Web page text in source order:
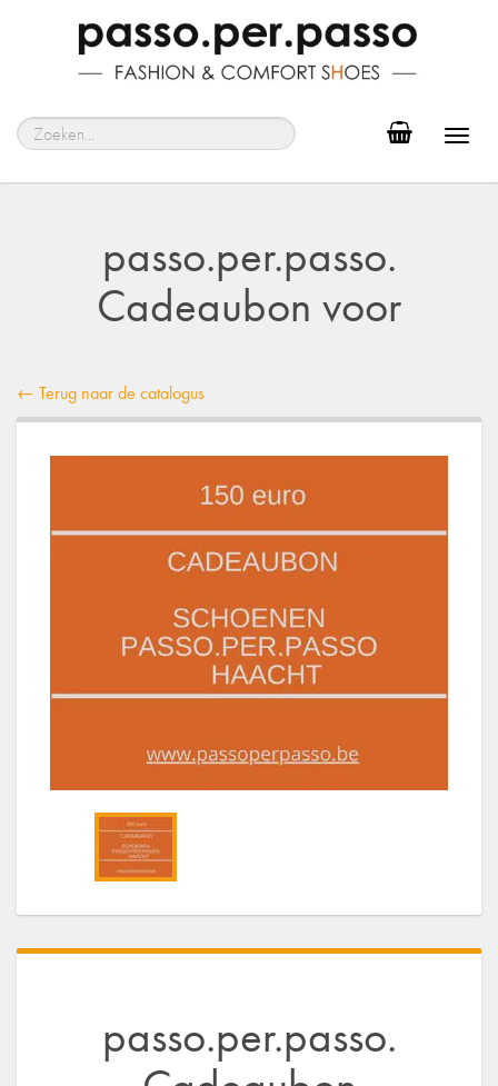
passo.per.passo.
Cadeaubon voor
← Terug naar de catalogus
passo.per.passo.